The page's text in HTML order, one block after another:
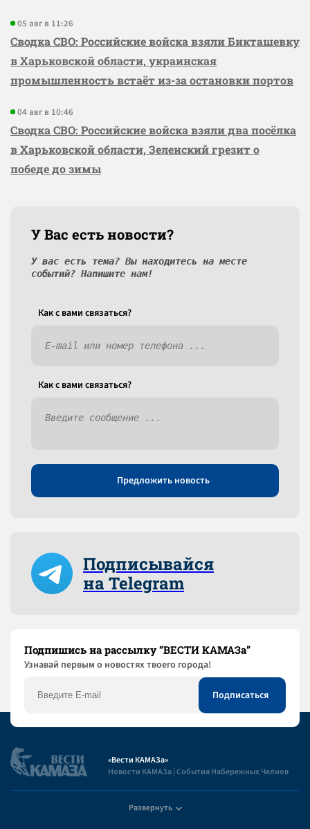
05 авг в 11:26
Сводка СВО: Российские войска взяли Бикташевку
в Харьковской области, украинская
промышленность встаёт из-за остановки портов
04 авг в 10:46
Сводка СВО: Российские войска взяли два посёлка
в Харьковской области, Зеленский грезит о
победе до зимы
У Вас есть новости?
У вас есть тема? Вы находитесь на месте
событий? Напишите нам!
Как c вами связаться?
Как c вами связаться?
Предложить новость
Подписывайся
на Telegram
Подпишись на рассылку “ВЕСТИ КАМАЗа”
Узнaвай первым о новостях твоего города!
«Вести КАМАЗа»
Новости КАМАЗа | События Набережных Челнов
Развернуть